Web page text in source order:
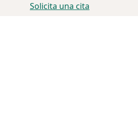
Solicita una cita